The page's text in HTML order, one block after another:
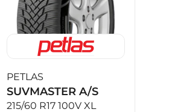
PETLAS
SUVMASTER A/S
215/60 R17 100V XL